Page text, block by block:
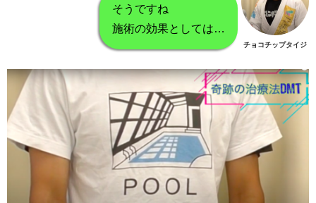
そうですね
施術の効果としては…
チョコチップタイジ